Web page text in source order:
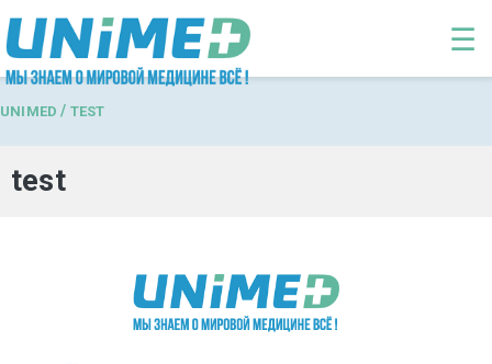
Перейти к основному содержанию
☰
UNIMED / TEST
test